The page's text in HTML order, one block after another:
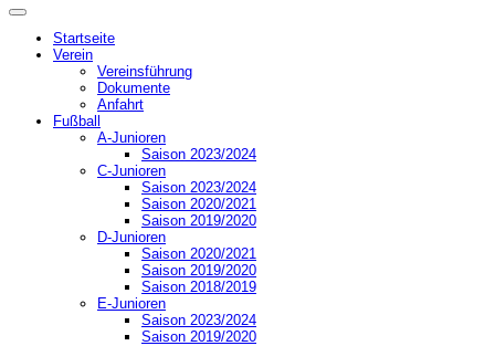
Startseite
Verein
Vereinsführung
Dokumente
Anfahrt
Fußball
A-Junioren
Saison 2023/2024
C-Junioren
Saison 2023/2024
Saison 2020/2021
Saison 2019/2020
D-Junioren
Saison 2020/2021
Saison 2019/2020
Saison 2018/2019
E-Junioren
Saison 2023/2024
Saison 2019/2020